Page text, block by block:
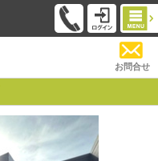
お問合せ